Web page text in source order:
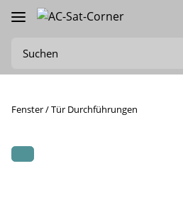
Fenster / Tür Durchführungen